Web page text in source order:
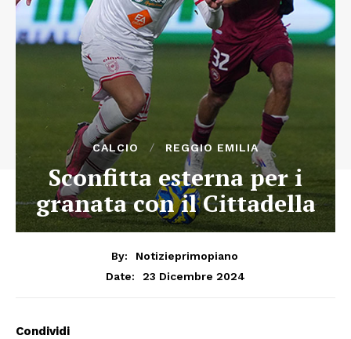
CALCIO REGGIO EMILIA
Sconfitta esterna per i
granata con il Cittadella
By:
Notizieprimopiano
Date:
23 Dicembre 2024
Condividi